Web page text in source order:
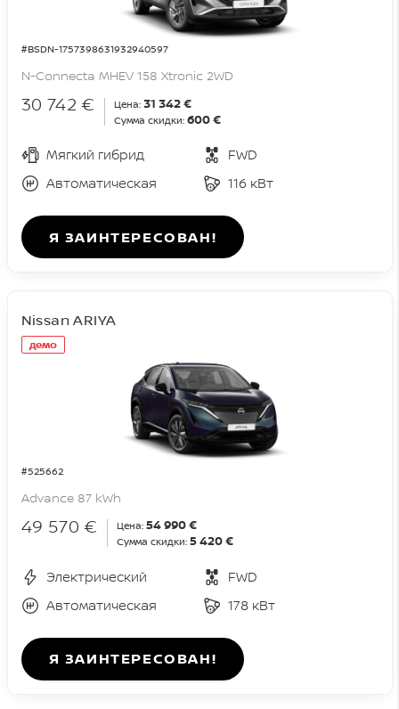
#BSDN-1757398631932940597
N-Connecta MHEV 158 Xtronic 2WD
30 742 € Цена: 31 342 €
Сумма скидки: 600 €
Мягкий гибрид
FWD
Автоматическая
116 кВт
Я ЗАИНТЕРЕСОВАН!
демо
#525662
Nissan ARIYA
Advance 87 kWh
49 570 € Цена: 54 990 €
Сумма скидки: 5 420 €
Электрический
FWD
Автоматическая
178 кВт
Я ЗАИНТЕРЕСОВАН!